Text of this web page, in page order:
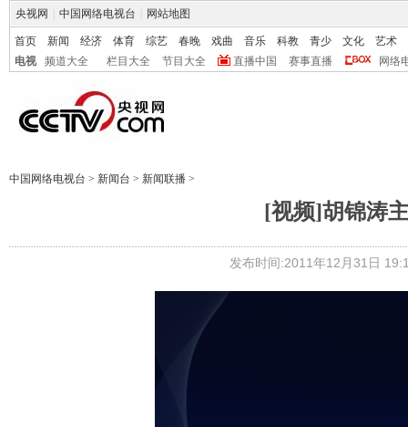
央视网 中国网络电视台 网站地图
首页 新闻 经济 体育 综艺 春晚 戏曲 音乐 科教 青少 文化
艺术
电视
频道大全 栏目大全 节目大全 直播中国 赛事直播 网络
中国网络电视台 > 新闻台 > 新闻联播 >
[视频]胡锦涛
发布时间:2011年12月31日